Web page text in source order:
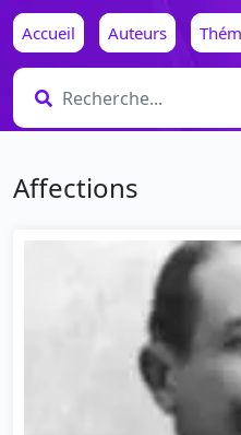
Accueil Auteurs
Affections